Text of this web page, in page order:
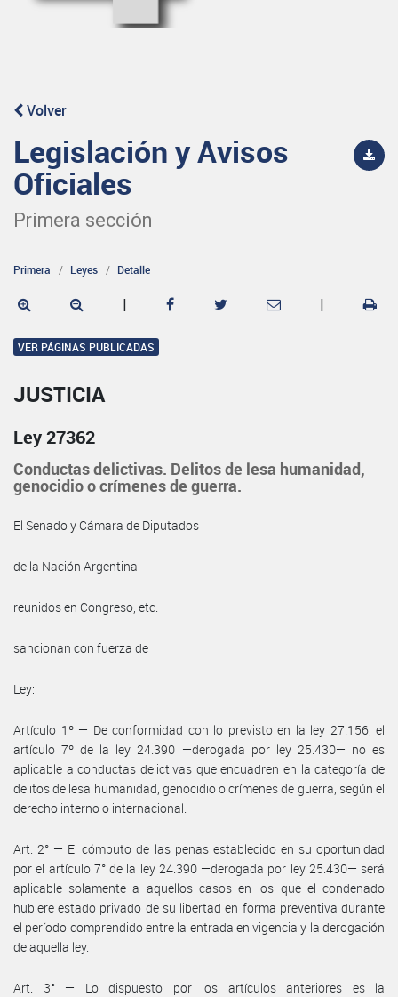
Volver
Legislación y Avisos
Oficiales
Primera sección
Primera Leyes Detalle
| |
VER PÁGINAS PUBLICADAS
JUSTICIA
Ley 27362
Conductas delictivas. Delitos de lesa humanidad,
genocidio o crímenes de guerra.
El Senado y Cámara de Diputados
de la Nación Argentina
reunidos en Congreso, etc.
sancionan con fuerza de
Ley:
Artículo 1º — De conformidad con lo previsto en la ley 27.156, el
artículo 7º de la ley 24.390 —derogada por ley 25.430— no es
aplicable a conductas delictivas que encuadren en la categoría de
delitos de lesa humanidad, genocidio o crímenes de guerra, según el
derecho interno o internacional.
Art. 2° — El cómputo de las penas establecido en su oportunidad
por el artículo 7° de la ley 24.390 —derogada por ley 25.430— será
aplicable solamente a aquellos casos en los que el condenado
hubiere estado privado de su libertad en forma preventiva durante
el período comprendido entre la entrada en vigencia y la derogación
de aquella ley.
Art. 3° — Lo dispuesto por los artículos anteriores es la